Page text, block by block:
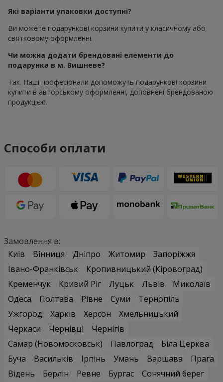
Які варіанти упаковки доступні?
Ви можете подарункові корзини купити у класичному або
святковому оформленні.
Чи можна додати брендовані елементи до
подарунка в м. Вишневе?
Так. Наші професіонали допоможуть подарункові корзини
купити в авторському оформленні, доповнені брендованою
продукцією.
Способи оплати
Замовлення в:
Київ
Вінниця Дніпро Житомир
Запоріжжя
Івано-Франківськ
Кропивницький (Кіровоград)
Кременчук
Кривий Ріг Луцьк Львів
Миколаїв
Одеса
Полтава Рівне Суми
Тернопіль
Ужгород
Харків Херсон
Хмельницький
Черкаси
Чернівці
Чернігів
Самар (Новомосковськ)
Павлоград
Біла Церква
Буча
Васильків Ірпінь Умань Варшава
Прага
Відень
Берлін Ревне Бургас
Сонячний берег